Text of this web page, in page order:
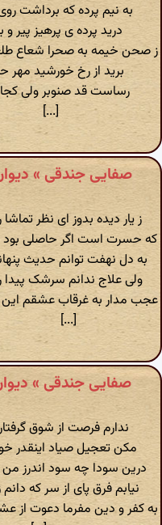
به نیم پرده که برداشت روی
درید پرده ی پرهیز پیر و
ز صحن خیمه به صحرا شعاع
برید از رخ خورشید مهر
رساست قد صنوبر ولی
[...]
صفایی جندقی »
ز یار دیده بدوز ای نظر تماشا
که حسرت است اگر حاصلی بود
به دل نهفت توانم حدیث
ولی علاج ندانم سرشک پیدا
عجب مدار به غرقاب عشقم این
[...]
صفایی جندقی »
ندارم فرصت از شوق
مکن تعجیل صیاد اینقدر
درین سودا چه سود اندرز من
نیابم فرق پای از سر که دانم
به کفر و دین مفرما دعوت از